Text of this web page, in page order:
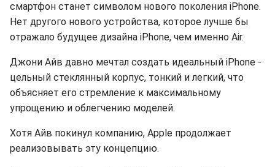
смартфон станет символом нового поколения iPhone.
Нет другого нового устройства, которое лучше бы
отражало будущее дизайна iPhone, чем именно Air.
Джони Айв давно мечтал создать идеальный iPhone -
цельный стеклянный корпус, тонкий и легкий, что
объясняет его стремление к максимальному
упрощению и облегчению моделей.
Хотя Айв покинул компанию, Apple продолжает
реализовывать эту концепцию.